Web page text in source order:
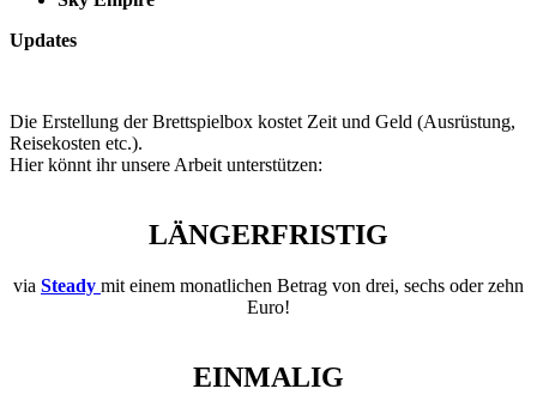
Updates
Die Erstellung der Brettspielbox kostet Zeit und Geld (Ausrüstung,
Reisekosten etc.).
Hier könnt ihr unsere Arbeit unterstützen:
LÄNGERFRISTIG
via Steady mit einem monatlichen Betrag von drei, sechs oder zehn
Euro!
EINMALIG